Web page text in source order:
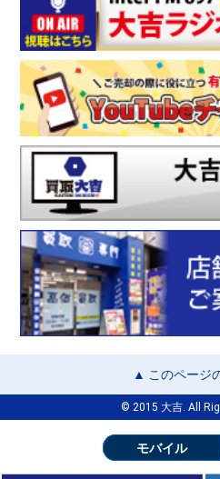
▲ このページ
© 2015 大吉. All
モバイル